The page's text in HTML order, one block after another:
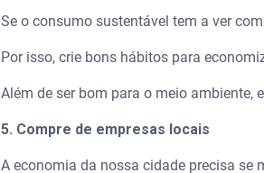
Se o consumo sustentável tem a ver
Por isso, crie bons hábitos para
Além de ser bom para o meio ambiente,
5. Compre de empresas locais
A economia da nossa cidade precisa se